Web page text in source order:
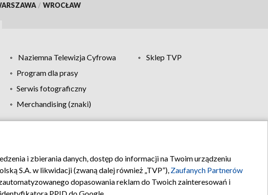
/ WROCŁAW
Naziemna Telewizja Cyfrowa
Sklep TVP
Program dla prasy
Serwis fotograficzny
Merchandising (znaki)
Biuro reklamy Kontakt
i zbierania danych, dostęp do informacji na Twoim urządzeniu
S.A. w likwidacji (zwaną dalej również „TVP”), Zaufanych Partnerów
dopasowania reklam do Twoich zainteresowań i